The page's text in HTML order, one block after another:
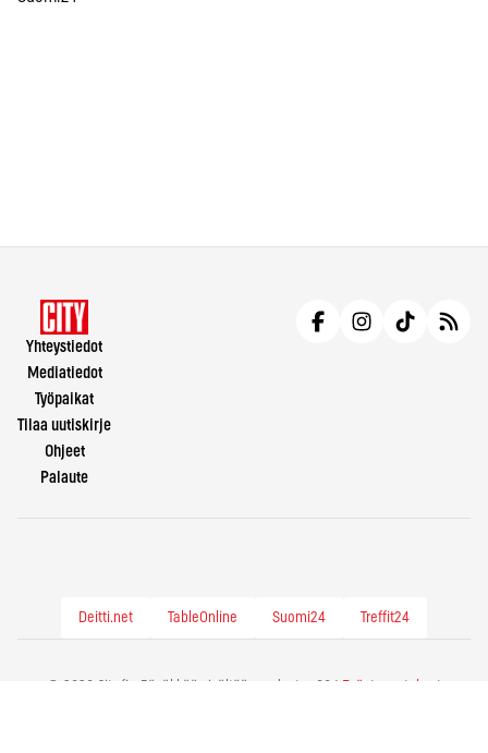
Yhteystiedot
Mediatiedot
Työpaikat
Tilaa uutiskirje
Ohjeet
Palaute
Deitti.net TableOnline Suomi24 Treffit24